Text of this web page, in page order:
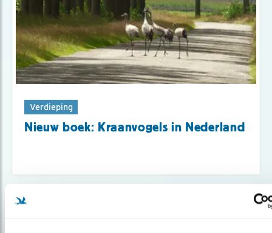
Verdieping
Nieuw boek: Kraanvogels in Nederland